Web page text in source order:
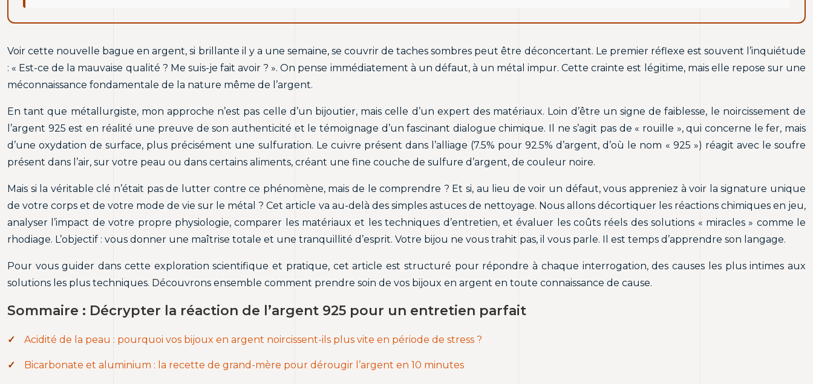
Voir cette nouvelle bague en argent, si brillante il y a une semaine, se couvrir de taches sombres peut être déconcertant. Le premier réflexe est souvent l’inquiétude
: « Est-ce de la mauvaise qualité ? Me suis-je fait avoir ? ». On pense immédiatement à un défaut, à un métal impur. Cette crainte est légitime, mais elle repose sur une
méconnaissance fondamentale de la nature même de l’argent.
En tant que métallurgiste, mon approche n’est pas celle d’un bijoutier, mais celle d’un expert des matériaux. Loin d’être un signe de faiblesse, le noircissement de
l’argent 925 est en réalité une preuve de son authenticité et le témoignage d’un fascinant dialogue chimique. Il ne s’agit pas de « rouille », qui concerne le fer, mais
d’une oxydation de surface, plus précisément une sulfuration. Le cuivre présent dans l’alliage (7.5% pour 92.5% d’argent, d’où le nom « 925 ») réagit avec le soufre
présent dans l’air, sur votre peau ou dans certains aliments, créant une fine couche de sulfure d’argent, de couleur noire.
Mais si la véritable clé n’était pas de lutter contre ce phénomène, mais de le comprendre ? Et si, au lieu de voir un défaut, vous appreniez à voir la signature unique
de votre corps et de votre mode de vie sur le métal ? Cet article va au-delà des simples astuces de nettoyage. Nous allons décortiquer les réactions chimiques en jeu,
analyser l’impact de votre propre physiologie, comparer les matériaux et les techniques d’entretien, et évaluer les coûts réels des solutions « miracles » comme le
rhodiage. L’objectif : vous donner une maîtrise totale et une tranquillité d’esprit. Votre bijou ne vous trahit pas, il vous parle. Il est temps d’apprendre son langage.
Pour vous guider dans cette exploration scientifique et pratique, cet article est structuré pour répondre à chaque interrogation, des causes les plus intimes aux
solutions les plus techniques. Découvrons ensemble comment prendre soin de vos bijoux en argent en toute connaissance de cause.
Sommaire : Décrypter la réaction de l’argent 925 pour un entretien parfait
Acidité de la peau : pourquoi vos bijoux en argent noircissent-ils plus vite en période de stress ?
Bicarbonate et aluminium : la recette de grand-mère pour dérougir l’argent en 10 minutes